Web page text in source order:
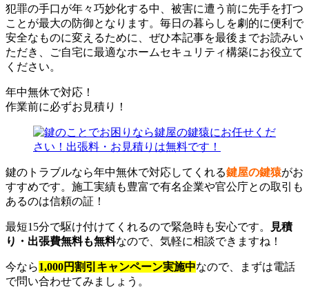
犯罪の手口が年々巧妙化する中、被害に遭う前に先手を打つ
ことが最大の防御となります。毎日の暮らしを劇的に便利で
安全なものに変えるために、ぜひ本記事を最後までお読みい
ただき、ご自宅に最適なホームセキュリティ構築にお役立て
ください。
年中無休で対応！
作業前に必ずお見積り！
鍵のトラブルなら年中無休で対応してくれる鍵屋の鍵猿がお
すすめです。施工実績も豊富で有名企業や官公庁との取引も
あるのは信頼の証！
最短15分で駆け付けてくれるので緊急時も安心です。
見積
り・出張費無料も無料なので、気軽に相談できますね！
今なら1,000円割引キャンペーン実施中なので、まずは電話
で問い合わせてみましょう。